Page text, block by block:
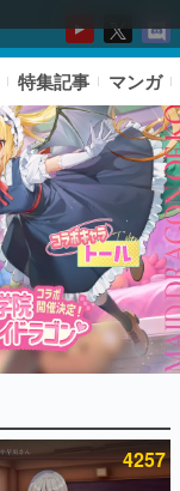
特集記事 マンガ
4257